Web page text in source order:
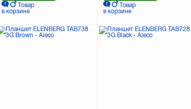
Товар
в корзине
Товар
в корзине